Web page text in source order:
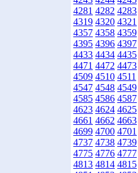
4281 4282 4283
4319 4320 4321
4357 4358 4359
4395 4396 4397
4433 4434 4435
4471 4472 4473
4509 4510 4511
4547 4548 4549
4585 4586 4587
4623 4624 4625
4661 4662 4663
4699 4700 4701
4737 4738 4739
4775 4776 4777
4813 4814 4815